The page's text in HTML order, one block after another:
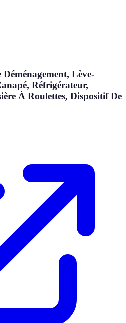
Lève-
Réfrigérateur,
À Roulettes, Dispositif De